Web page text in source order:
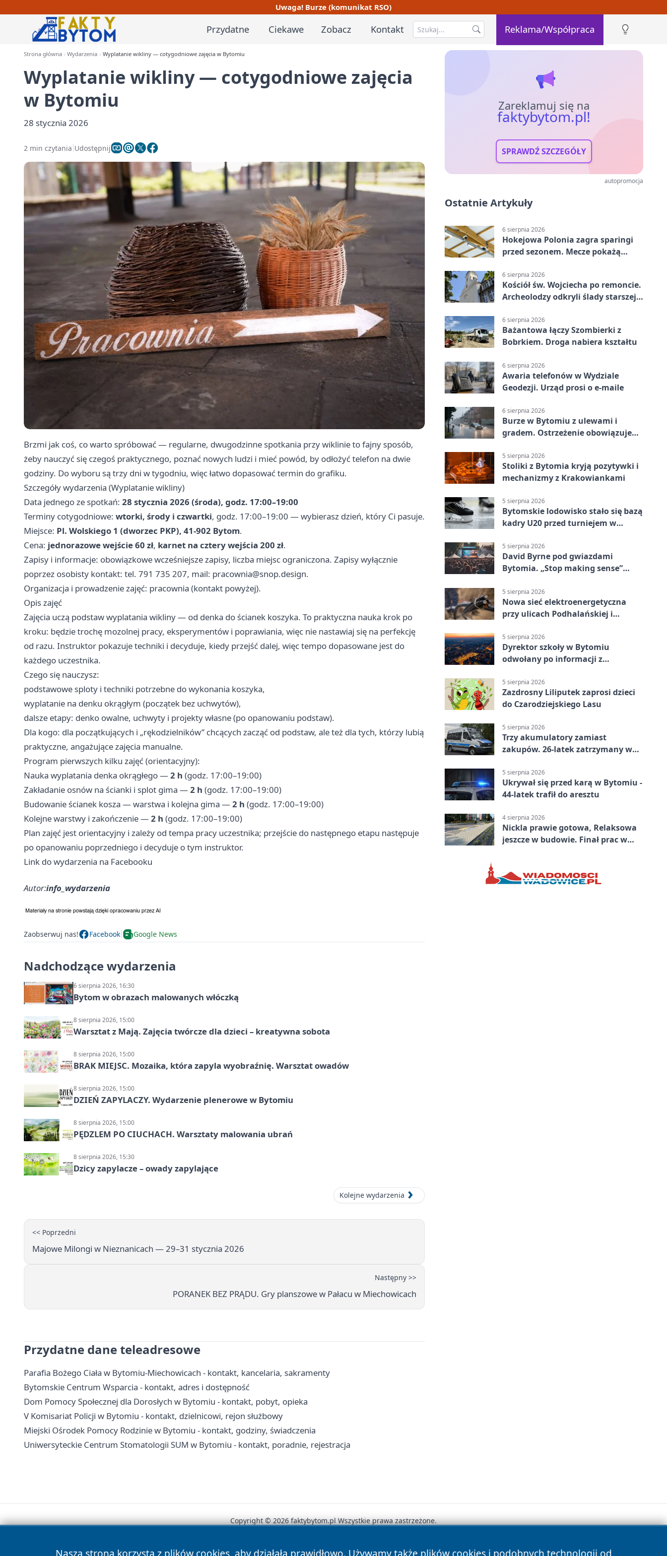
Uwaga! Burze (komunikat RSO)
Przydatne Ciekawe Zobacz Kontakt Reklama/Współpraca
Strona główna Wydarzenia Wyplatanie wikliny — cotygodniowe zajęcia w Bytomiu
Wyplatanie wikliny — cotygodniowe zajęcia
w Bytomiu
28 stycznia 2026
2 min czytania Udostępnij
Brzmi jak coś, co warto spróbować — regularne, dwugodzinne spotkania przy wiklinie to fajny sposób,
żeby nauczyć się czegoś praktycznego, poznać nowych ludzi i mieć powód, by odłożyć telefon na dwie
godziny. Do wyboru są trzy dni w tygodniu, więc łatwo dopasować termin do grafiku.
Szczegóły wydarzenia (Wyplatanie wikliny)
Data jednego ze spotkań: 28 stycznia 2026 (środa), godz. 17:00–19:00
Terminy cotygodniowe: wtorki, środy i czwartki, godz. 17:00–19:00 — wybierasz dzień, który Ci pasuje.
Miejsce: Pl. Wolskiego 1 (dworzec PKP), 41-902 Bytom.
Cena: jednorazowe wejście 60 zł, karnet na cztery wejścia 200 zł.
Zapisy i informacje: obowiązkowe wcześniejsze zapisy, liczba miejsc ograniczona. Zapisy wyłącznie
poprzez osobisty kontakt: tel. 791 735 207, mail: pracownia@snop.design.
Organizacja i prowadzenie zajęć: pracownia (kontakt powyżej).
Opis zajęć
Zajęcia uczą podstaw wyplatania wikliny — od denka do ścianek koszyka. To praktyczna nauka krok po
kroku: będzie trochę mozolnej pracy, eksperymentów i poprawiania, więc nie nastawiaj się na perfekcję
od razu. Instruktor pokazuje techniki i decyduje, kiedy przejść dalej, więc tempo dopasowane jest do
każdego uczestnika.
Czego się nauczysz:
podstawowe sploty i techniki potrzebne do wykonania koszyka,
wyplatanie na denku okrągłym (początek bez uchwytów),
dalsze etapy: denko owalne, uchwyty i projekty własne (po opanowaniu podstaw).
Dla kogo: dla początkujących i „rękodzielników” chcących zacząć od podstaw, ale też dla tych, którzy lubią
praktyczne, angażujące zajęcia manualne.
Program pierwszych kilku zajęć (orientacyjny):
Nauka wyplatania denka okrągłego — 2 h (godz. 17:00–19:00)
Zakładanie osnów na ścianki i splot gima — 2 h (godz. 17:00–19:00)
Budowanie ścianek kosza — warstwa i kolejna gima — 2 h (godz. 17:00–19:00)
Kolejne warstwy i zakończenie — 2 h (godz. 17:00–19:00)
Plan zajęć jest orientacyjny i zależy od tempa pracy uczestnika; przejście do następnego etapu następuje
po opanowaniu poprzedniego i decyduje o tym instruktor.
Link do wydarzenia na Facebooku
Autor:info_wydarzenia
Zaobserwuj nas! Facebook Google News
Nadchodzące wydarzenia
6 sierpnia 2026, 16:30
Bytom w obrazach malowanych włóczką
8 sierpnia 2026, 15:00
Warsztat z Mają. Zajęcia twórcze dla dzieci – kreatywna sobota
8 sierpnia 2026, 15:00
BRAK MIEJSC. Mozaika, która zapyla wyobraźnię. Warsztat owadów
8 sierpnia 2026, 15:00
DZIEŃ ZAPYLACZY. Wydarzenie plenerowe w Bytomiu
8 sierpnia 2026, 15:00
PĘDZLEM PO CIUCHACH. Warsztaty malowania ubrań
8 sierpnia 2026, 15:30
Dzicy zapylacze – owady zapylające
Kolejne wydarzenia
<< Poprzedni
Majowe Milongi w Nieznanicach — 29–31 stycznia 2026
Następny >>
PORANEK BEZ PRĄDU. Gry planszowe w Pałacu w Miechowicach
Przydatne dane teleadresowe
Parafia Bożego Ciała w Bytomiu-Miechowicach - kontakt, kancelaria, sakramenty
Bytomskie Centrum Wsparcia - kontakt, adres i dostępność
Dom Pomocy Społecznej dla Dorosłych w Bytomiu - kontakt, pobyt, opieka
V Komisariat Policji w Bytomiu - kontakt, dzielnicowi, rejon służbowy
Miejski Ośrodek Pomocy Rodzinie w Bytomiu - kontakt, godziny, świadczenia
Uniwersyteckie Centrum Stomatologii SUM w Bytomiu - kontakt, poradnie, rejestracja
Zareklamuj się na
faktybytom.pl!
SPRAWDŹ SZCZEGÓŁY
autopromocja
Ostatnie Artykuły
6 sierpnia 2026
Hokejowa Polonia zagra sparingi
przed sezonem. Mecze pokażą
6 sierpnia 2026
Kościół św. Wojciecha po remoncie.
Archeolodzy odkryli ślady starszej
6 sierpnia 2026
Bażantowa łączy Szombierki z
Bobrkiem. Droga nabiera kształtu
6 sierpnia 2026
Awaria telefonów w Wydziale
Geodezji. Urząd prosi o e-maile
6 sierpnia 2026
Burze w Bytomiu z ulewami i
gradem. Ostrzeżenie obowiązuje
5 sierpnia 2026
Stoliki z Bytomia kryją pozytywki i
mechanizmy z Krakowiankami
5 sierpnia 2026
Bytomskie lodowisko stało się bazą
kadry U20 przed turniejem w
5 sierpnia 2026
David Byrne pod gwiazdami
Bytomia. „Stop making sense”
5 sierpnia 2026
Nowa sieć elektroenergetyczna
przy ulicach Podhalańskiej i
5 sierpnia 2026
Dyrektor szkoły w Bytomiu
odwołany po informacji z
5 sierpnia 2026
Zazdrosny Liliputek zaprosi dzieci
do Czarodziejskiego Lasu
5 sierpnia 2026
Trzy akumulatory zamiast
zakupów. 26-latek zatrzymany w
5 sierpnia 2026
Ukrywał się przed karą w Bytomiu -
44-latek trafił do aresztu
4 sierpnia 2026
Nickla prawie gotowa, Relaksowa
jeszcze w budowie. Finał prac w
Nasza strona korzysta z plików cookies, aby działała prawidłowo. Używamy także plików cookies i podobnych technologii od
Copyright © 2026 faktybytom.pl Wszystkie prawa zastrzeżone.